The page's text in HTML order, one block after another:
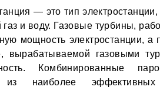
— это тип электростанции,
и воду. Газовые турбины,
мощность электростанции, а
газовыми
Комбинированные
из наиболее